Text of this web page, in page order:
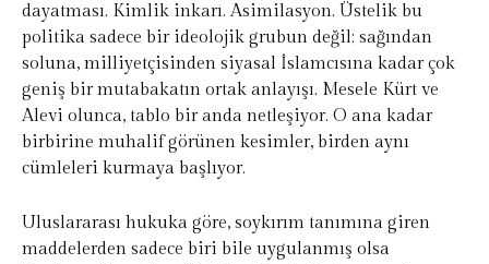
dayatması. Kimlik inkarı. Asimilasyon. Üstelik bu
politika sadece bir ideolojik grubun değil; sağından
soluna, milliyetçisinden siyasal İslamcısına kadar çok
geniş bir mutabakatın ortak anlayışı. Mesele Kürt ve
Alevi olunca, tablo bir anda netleşiyor. O ana kadar
birbirine muhalif görünen kesimler, birden aynı
cümleleri kurmaya başlıyor.
Uluslararası hukuka göre, soykırım tanımına giren
maddelerden sadece biri bile uygulanmış olsa